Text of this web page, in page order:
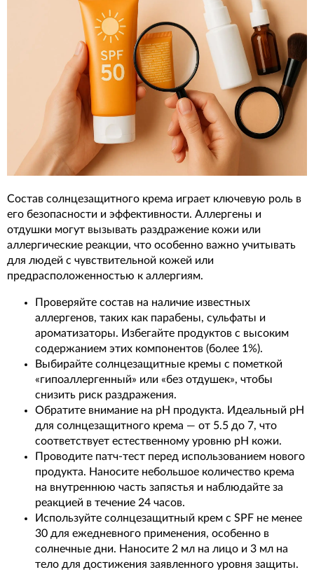
Состав солнцезащитного крема играет ключевую роль в
его безопасности и эффективности. Аллергены и
отдушки могут вызывать раздражение кожи или
аллергические реакции, что особенно важно учитывать
для людей с чувствительной кожей или
предрасположенностью к аллергиям.
Проверяйте состав на наличие известных
аллергенов, таких как парабены, сульфаты и
ароматизаторы. Избегайте продуктов с высоким
содержанием этих компонентов (более 1%).
Выбирайте солнцезащитные кремы с пометкой
«гипоаллергенный» или «без отдушек», чтобы
снизить риск раздражения.
Обратите внимание на pH продукта. Идеальный pH
для солнцезащитного крема — от 5.5 до 7, что
соответствует естественному уровню pH кожи.
Проводите патч-тест перед использованием нового
продукта. Наносите небольшое количество крема
на внутреннюю часть запястья и наблюдайте за
реакцией в течение 24 часов.
Используйте солнцезащитный крем с SPF не менее
30 для ежедневного применения, особенно в
солнечные дни. Наносите 2 мл на лицо и 3 мл на
тело для достижения заявленного уровня защиты.